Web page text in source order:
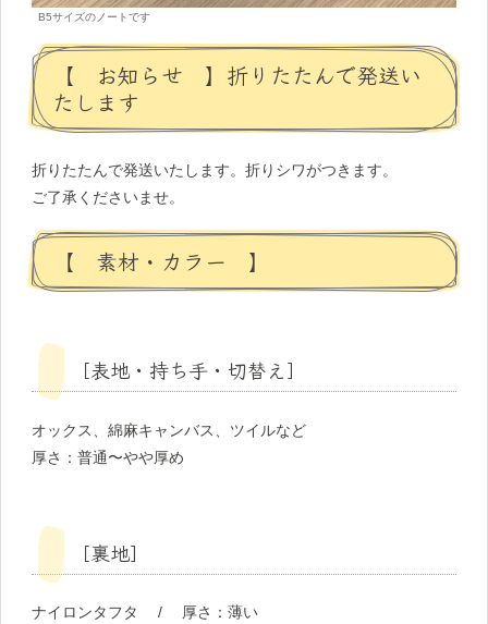
B5サイズのノートです
【 お知らせ 】折りたたんで発送い
たします
折りたたんで発送いたします。折りシワがつきます。
ご了承くださいませ。
【 素材・カラー 】
［表地・持ち手・切替え］
オックス、綿麻キャンバス、ツイルなど
厚さ：普通〜やや厚め
［裏地］
ナイロンタフタ / 厚さ：薄い